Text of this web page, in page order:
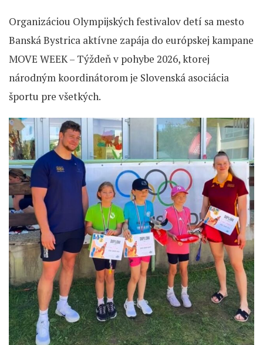
Organizáciou Olympijských festivalov detí sa mesto
Banská Bystrica aktívne zapája do európskej kampane
MOVE WEEK – Týždeň v pohybe 2026, ktorej
národným koordinátorom je Slovenská asociácia
športu pre všetkých.